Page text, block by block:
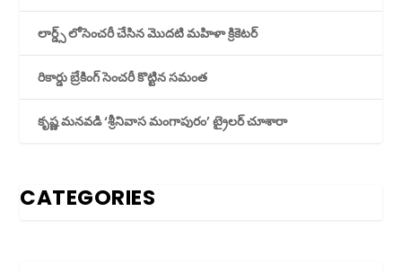
లార్డ్స్ లోసెంచరీ చేసిన మొదటి మహిళా క్రికెటర్
రికార్డు బ్రేకింగ్ సెంచరీ కొట్టిన సమంత
కృష్ణ మనవడి ‘శ్రీనివాస మంగాపురం’ ట్రైలర్ చూశారా
CATEGORIES